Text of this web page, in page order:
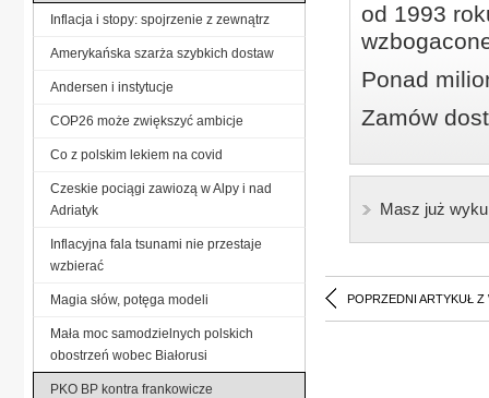
od 1993
Ponad
Zamów
Masz już
POPRZEDNI ARTYKUŁ Z
Inflacja i stopy: spojrzenie z zewnątrz
Amerykańska szarża szybkich dostaw
Andersen i instytucje
COP26 może zwiększyć ambicje
Co z polskim lekiem na covid
Czeskie pociągi zawiozą w Alpy i nad
Adriatyk
Inflacyjna fala tsunami nie przestaje
wzbierać
Magia słów, potęga modeli
Mała moc samodzielnych polskich
obostrzeń wobec Białorusi
PKO BP kontra frankowicze